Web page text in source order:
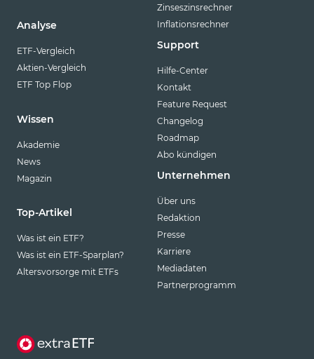
Analyse
ETF-Vergleich
Aktien-Vergleich
ETF Top Flop
Wissen
Akademie
News
Magazin
Top-Artikel
Was ist ein ETF?
Was ist ein ETF-Sparplan?
Altersvorsorge mit ETFs
Zinseszinsrechner
Inflationsrechner
Support
Hilfe-Center
Kontakt
Feature Request
Changelog
Roadmap
Abo kündigen
Unternehmen
Über uns
Redaktion
Presse
Karriere
Mediadaten
Partnerprogramm